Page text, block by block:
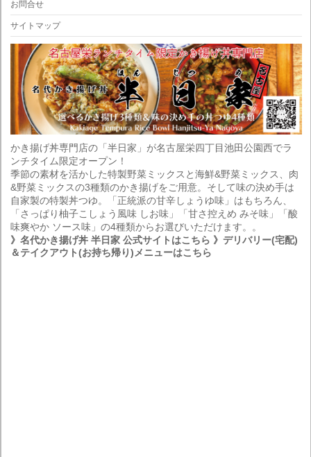
お問合せ
サイトマップ
かき揚げ丼専門店の「半日家」が名古屋栄四丁目池田公園西でラ
ンチタイム限定オープン！
季節の素材を活かした特製野菜ミックスと海鮮&野菜ミックス、肉
&野菜ミックスの3種類のかき揚げをご用意。そして味の決め手は
自家製の特製丼つゆ。「正統派の甘辛しょうゆ味」はもちろん、
「さっぱり柚子こしょう風味 しお味」「甘さ控えめ みそ味」「酸
味爽やか ソース味」の4種類からお選びいただけます。。
》名代かき揚げ丼 半日家 公式サイトはこちら 》デリバリー(宅配)
＆テイクアウト(お持ち帰り)メニューはこちら